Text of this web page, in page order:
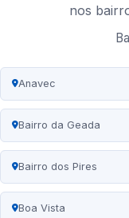
nos
Anavec
Bairro da Geada
Bairro dos Pires
Boa Vista